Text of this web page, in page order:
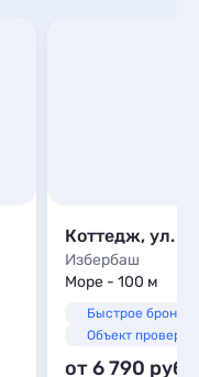
Избербаш
Море - 100 м
Быстрое
Объект проверен
от 6 790